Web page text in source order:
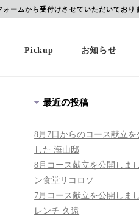
Pickup お知らせ
ームから受付けさせていただいており
最近の投稿
8月7日からのコース献立を
した 海山邸
8月コース献立を公開しま
ン食堂リコロソ
7月コース献立を公開しま
レンチ 久遠